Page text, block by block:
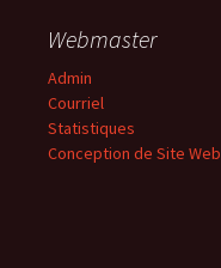
Webmaster
Admin
Courriel
Statistiques
Conception de Site Web